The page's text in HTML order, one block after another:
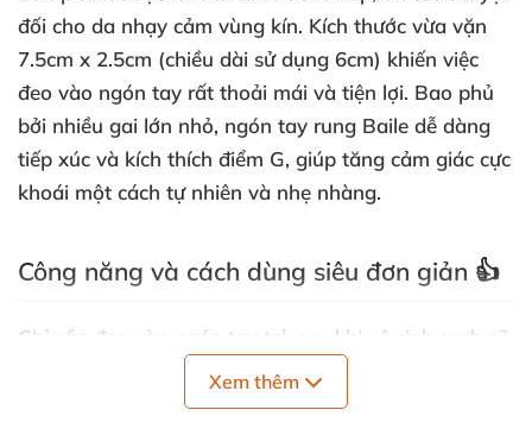
đối cho da nhạy cảm vùng kín. Kích thước vừa vặn
7.5cm x 2.5cm (chiều dài sử dụng 6cm) khiến việc
đeo vào ngón tay rất thoải mái và tiện lợi. Bao phủ
bởi nhiều gai lớn nhỏ, ngón tay rung Baile dễ dàng
tiếp xúc và kích thích điểm G, giúp tăng cảm giác cực
khoái một cách tự nhiên và nhẹ nhàng.
Công năng và cách dùng siêu đơn giản 👍
Chỉ cần đeo vào ngón tay trỏ sau khi vệ sinh sạch sẽ,
bấm giữ phím nguồn để bật máy và chọn chế độ
rung phù hợp, bạn đã sẵn sàng cho những trải
Xem thêm